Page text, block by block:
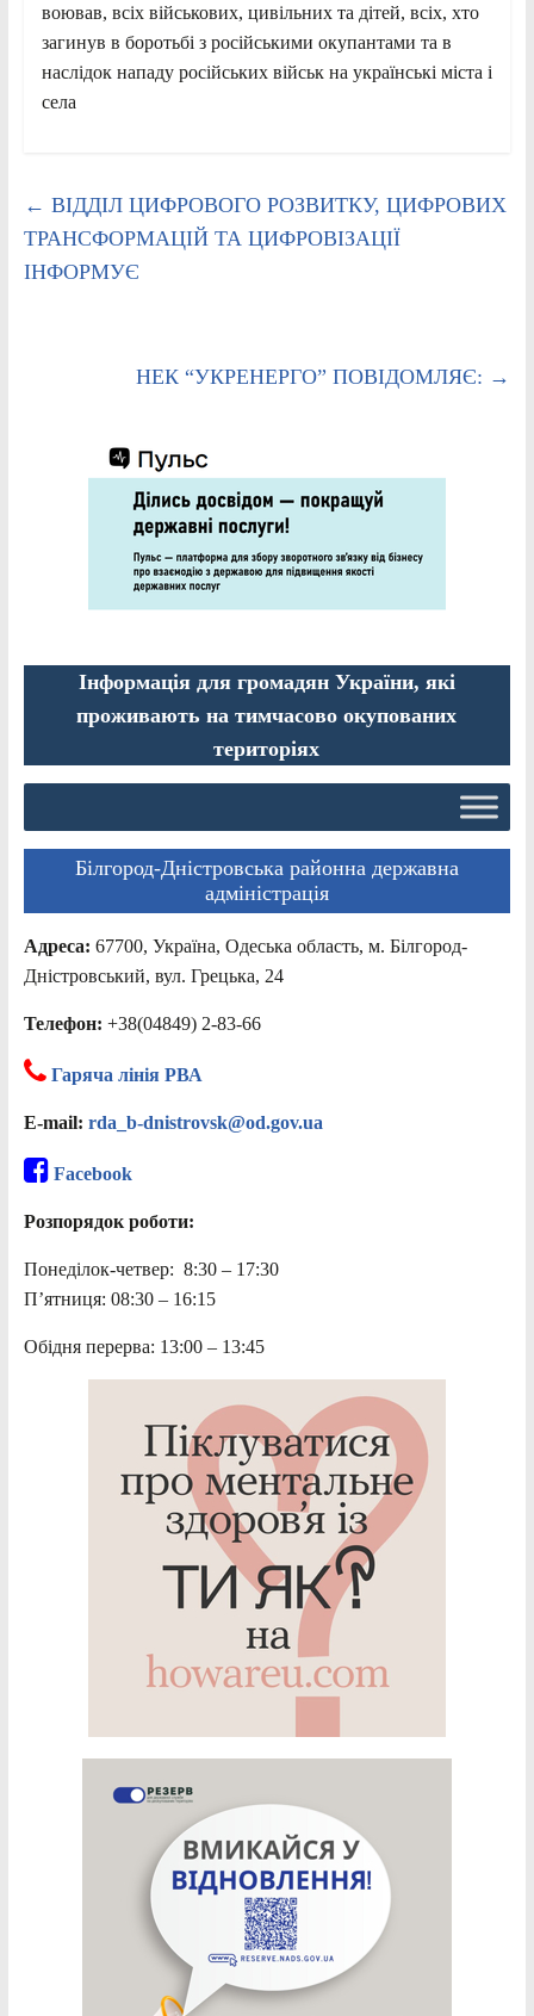
воював, всіх військових, цивільних та дітей, всіх, хто
загинув в боротьбі з російськими окупантами та в
наслідок нападу російських військ на українські міста і
села
← ВІДДІЛ ЦИФРОВОГО РОЗВИТКУ, ЦИФРОВИХ
ТРАНСФОРМАЦІЙ ТА ЦИФРОВІЗАЦІЇ
ІНФОРМУЄ
НЕК “УКРЕНЕРГО” ПОВІДОМЛЯЄ: →
Інформація для громадян України, які
проживають на тимчасово окупованих
територіях
Білгород-Дністровська районна державна
адміністрація
Адреса: 67700, Україна, Одеська область, м. Білгород-
Дністровський, вул. Грецька, 24
Телефон: +38(04849) 2-83-66
Гаряча лінія РВА
E-mail: rda_b-dnistrovsk@od.gov.ua
Facebook
Розпорядок роботи:
Понеділок-четвер: 8:30 – 17:30
П’ятниця: 08:30 – 16:15
Обідня перерва: 13:00 – 13:45